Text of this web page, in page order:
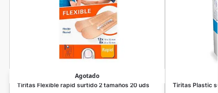
Agotado
Tiritas Flexible rapid surtido 2 tamaños 20 uds Tiritas Plastic